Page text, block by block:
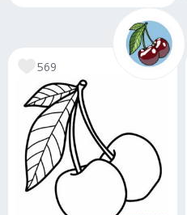
569